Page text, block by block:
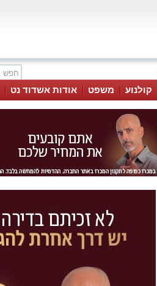
קולנוע משפט אודות אשדוד נט